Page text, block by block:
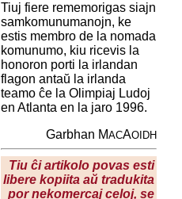
Tiuj fiere rememorigas siajn
samkomunumanojn, ke
estis membro de la nomada
komunumo, kiu ricevis la
honoron porti la irlandan
flagon antaŭ la irlanda
teamo ĉe la Olimpiaj Ludoj
en Atlanta en la jaro 1996.
Garbhan MACAOIDH
Tiu ĉi artikolo povas esti
libere kopiita aŭ tradukita
por nekomercaj celoj, se